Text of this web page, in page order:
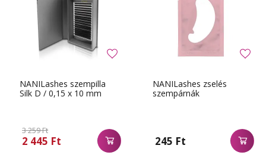
NANILashes szempilla
Silk D / 0,15 x 10 mm
3 259 Ft
2 445 Ft
NANILashes zselés
szempárnák
245 Ft